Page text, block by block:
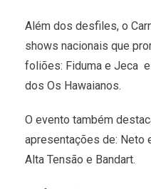
Além dos desfiles, o
shows nacionais que
foliões: Fiduma e Jeca e
dos Os Hawaianos.
O evento também
apresentações de: Neto
Alta Tensão e Bandart.